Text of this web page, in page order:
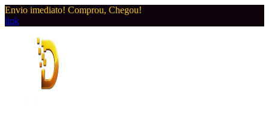
Envio imediato! Comprou, Chegou!
link